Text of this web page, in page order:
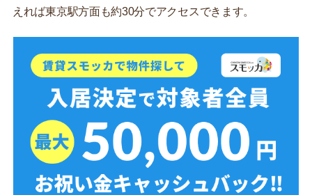
えれば東京駅方面も約30分でアクセスできます。